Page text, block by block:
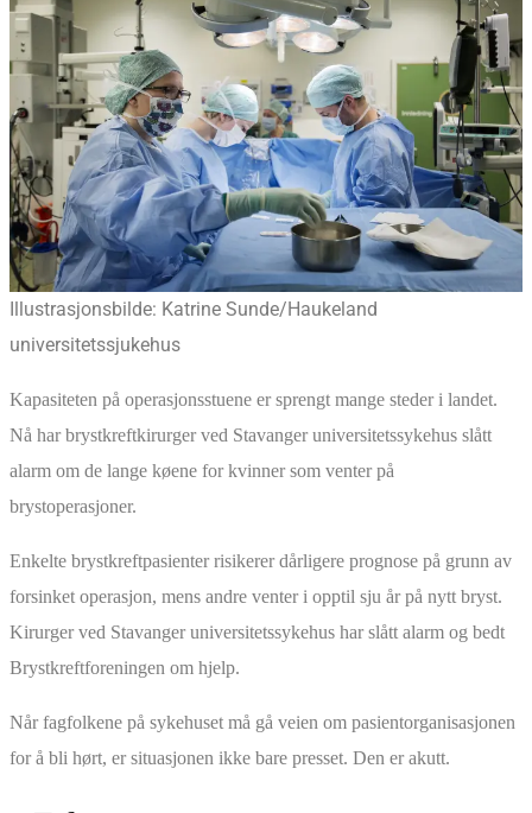
Illustrasjonsbilde: Katrine Sunde/Haukeland
universitetssjukehus
Kapasiteten på operasjonsstuene er sprengt mange steder i landet.
Nå har brystkreftkirurger ved Stavanger universitetssykehus slått
alarm om de lange køene for kvinner som venter på
brystoperasjoner.
Enkelte brystkreftpasienter risikerer dårligere prognose på grunn av
forsinket operasjon, mens andre venter i opptil sju år på nytt bryst.
Kirurger ved Stavanger universitetssykehus har slått alarm og bedt
Brystkreftforeningen om hjelp.
Når fagfolkene på sykehuset må gå veien om pasientorganisasjonen
for å bli hørt, er situasjonen ikke bare presset. Den er akutt.